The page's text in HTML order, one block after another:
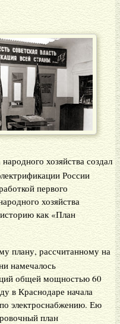
хозяйства создал
России
первого
хозяйства
как «План
плану, рассчитанному на
намечалось
общей мощностью 60
в Краснодаре начала
электроснабжению. Ею
план